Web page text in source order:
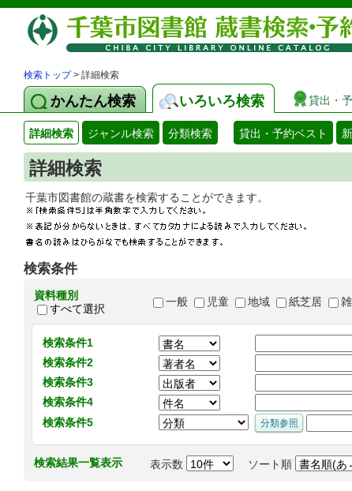
検索トップ> 詳細検索
かんたん検索 いろいろ検索 貸出・
詳細検索 ジャンル検索 分類検索 貸出・予約ベスト
詳細検索
千葉市図書館の蔵書を検索することができま
検索条件
資料種別
すべて選択
一般 児童 地域 紙芝居
検索条件1
検索条件2
検索条件3
検索条件4
検索条件5
検索結果一覧表示 表示数 ソート順